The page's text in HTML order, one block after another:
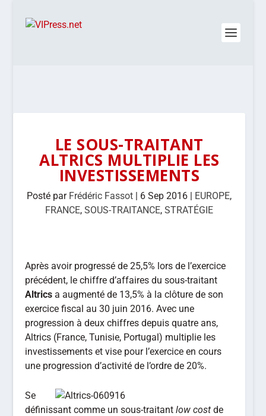
LE SOUS-TRAITANT
ALTRICS MULTIPLIE LES
INVESTISSEMENTS
Posté par Frédéric Fassot | 6 Sep 2016 | EUROPE,
FRANCE,SOUS-TRAITANCE,STRATÉGIE
Après avoir progressé de 25,5% lors de l’exercice
précédent, le chiffre d’affaires du sous-traitant
Altrics a augmenté de 13,5% à la clôture de son
exercice fiscal au 30 juin 2016. Avec une
progression à deux chiffres depuis quatre ans,
Altrics (France, Tunisie, Portugal) multiplie les
investissements et vise pour l’exercice en cours
une progression d’activité de l’ordre de 20%.
Se
définissant comme un sous-traitant low cost de